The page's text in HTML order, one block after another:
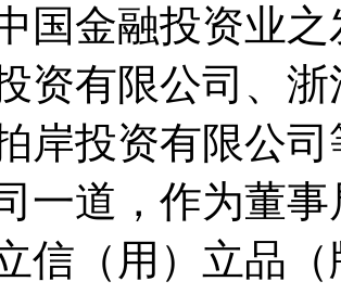
国金融投资业
资有限公司、
岸投资有限公
一道，作为董
信（用）立品